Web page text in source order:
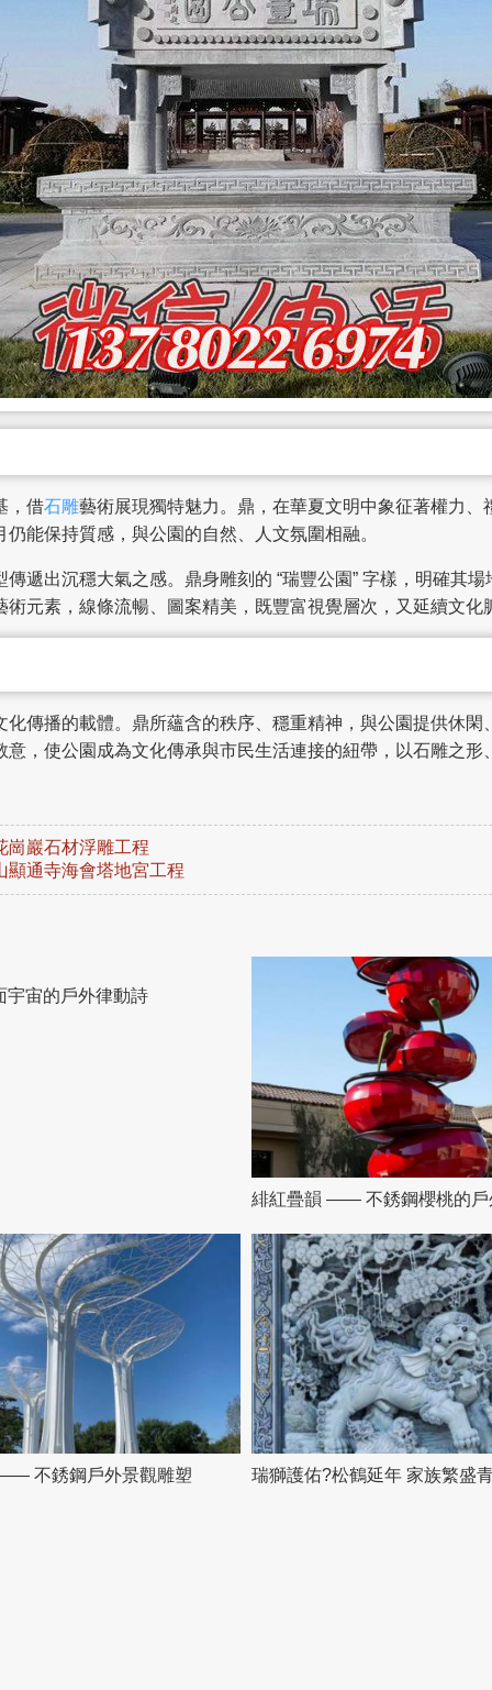
，借石雕藝術展現獨特魅力。鼎，在華夏文明中象征著權力
能保持質感，與公園的自然、人文氛圍相融。
遞出沉穩大氣之感。鼎身雕刻的 “瑞豐公園” 字樣，明確其
元素，線條流暢、圖案精美，既豐富視覺層次，又延續文
傳播的載體。鼎所蘊含的秩序、穩重精神，與公園提供休
，使公園成為文化傳承與市民生活連接的紐帶，以石雕之
巖石材浮雕工程
通寺海會塔地宮工程
宇宙的戶外律動詩
緋紅疊韻 —— 不銹鋼櫻桃的戶
不銹鋼戶外景觀雕塑 瑞獅護佑?松鶴延年 家族繁盛